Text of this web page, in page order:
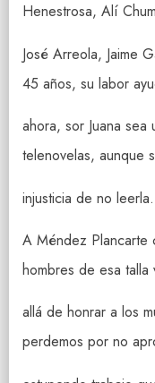
Henestrosa, Alí
José Arreola, Jaime
45 años, su labor
ahora, sor Juana
telenovelas, aunque
injusticia de no leerla.
A Méndez Plancarte
hombres de esa talla
allá de honrar a los
perdemos por no